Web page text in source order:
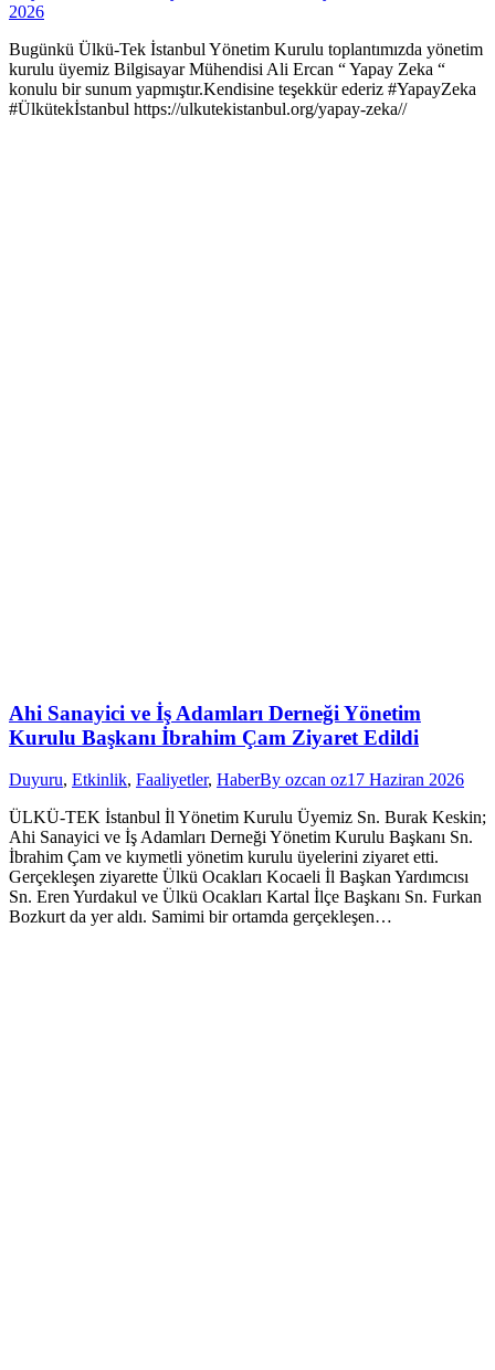
2026
Bugünkü Ülkü-Tek İstanbul Yönetim Kurulu toplantımızda yönetim
kurulu üyemiz Bilgisayar Mühendisi Ali Ercan “ Yapay Zeka “
konulu bir sunum yapmıştır.Kendisine teşekkür ederiz #YapayZeka
#Ülkütekİstanbul https://ulkutekistanbul.org/yapay-zeka//
Ahi Sanayici ve İş Adamları Derneği Yönetim
Kurulu Başkanı İbrahim Çam Ziyaret Edildi
Duyuru, Etkinlik, Faaliyetler, HaberBy ozcan oz17 Haziran 2026
ÜLKÜ-TEK İstanbul İl Yönetim Kurulu Üyemiz Sn. Burak Keskin;
Ahi Sanayici ve İş Adamları Derneği Yönetim Kurulu Başkanı Sn.
İbrahim Çam ve kıymetli yönetim kurulu üyelerini ziyaret etti.
Gerçekleşen ziyarette Ülkü Ocakları Kocaeli İl Başkan Yardımcısı
Sn. Eren Yurdakul ve Ülkü Ocakları Kartal İlçe Başkanı Sn. Furkan
Bozkurt da yer aldı. Samimi bir ortamda gerçekleşen…